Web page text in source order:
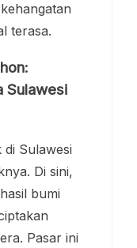
terasa.
Sulawesi
Sulawesi
Di sini,
bumi
Pasar ini